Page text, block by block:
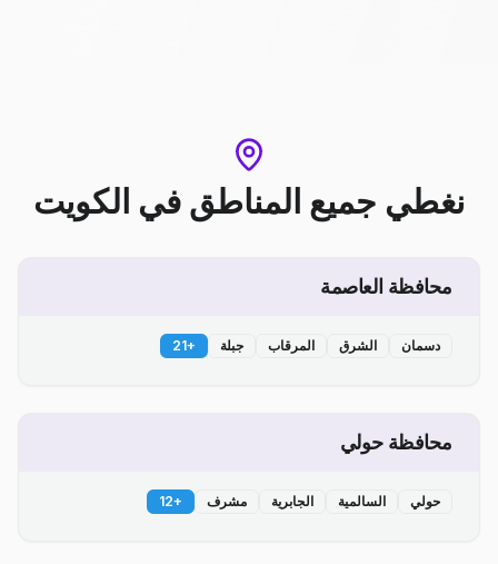
نغطي جميع المناطق في الكويت
محافظة العاصمة
دسمان الشرق المرقاب جبلة +
21
محافظة حولي
حولي السالمية الجابرية مشرف +
12